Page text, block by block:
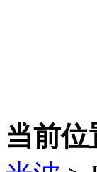
当前位